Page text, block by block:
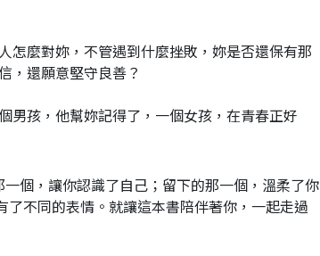
怎麼對妳，不管遇到什麼挫敗，妳是否還保有那
，還願意堅守良善？
男孩，他幫妳記得了，一個女孩，在青春正好
一個，讓你認識了自己；留下的那一個，溫柔了你
了不同的表情。就讓這本書陪伴著你，一起走過